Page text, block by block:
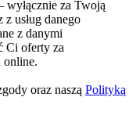
za Twoją
usług danego
z danymi
Ci oferty za
online.
oraz naszą Polityką